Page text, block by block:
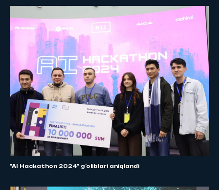
"AI Hackathon 2024" gʻoliblari aniqlandi